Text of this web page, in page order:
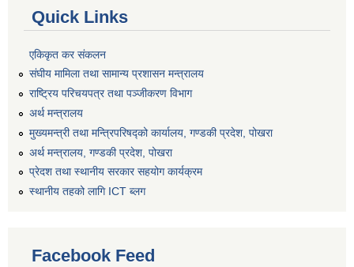
Quick Links
एकिकृत कर संकलन
संघीय मामिला तथा सामान्य प्रशासन मन्त्रालय
राष्ट्रिय परिचयपत्र तथा पञ्जीकरण विभाग
अर्थ मन्त्रालय
मुख्यमन्त्री तथा मन्त्रिपरिषद्को कार्यालय, गण्डकी प्रदेश, पोखरा
अर्थ मन्त्रालय, गण्डकी प्रदेश, पोखरा
प्रेदश तथा स्थानीय सरकार सहयोग कार्यक्रम
स्थानीय तहको लागि ICT ब्लग
Facebook Feed